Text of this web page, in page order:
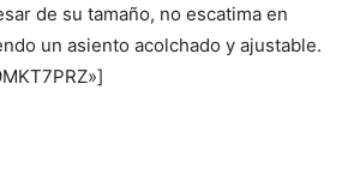
de su tamaño, no escatima en
un asiento acolchado y ajustable.